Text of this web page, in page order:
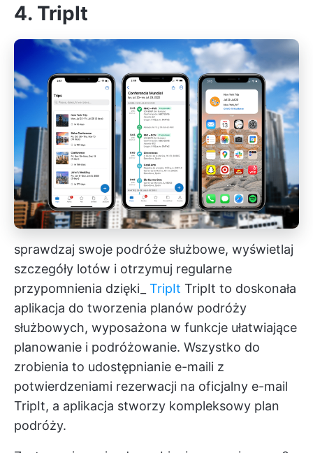
4. TripIt
sprawdzaj swoje podróże służbowe, wyświetlaj
szczegóły lotów i otrzymuj regularne
przypomnienia dzięki_ TripIt TripIt to doskonała
aplikacja do tworzenia planów podróży
służbowych, wyposażona w funkcje ułatwiające
planowanie i podróżowanie. Wszystko do
zrobienia to udostępnianie e-maili z
potwierdzeniami rezerwacji na oficjalny e-mail
TripIt, a aplikacja stworzy kompleksowy plan
podróży.